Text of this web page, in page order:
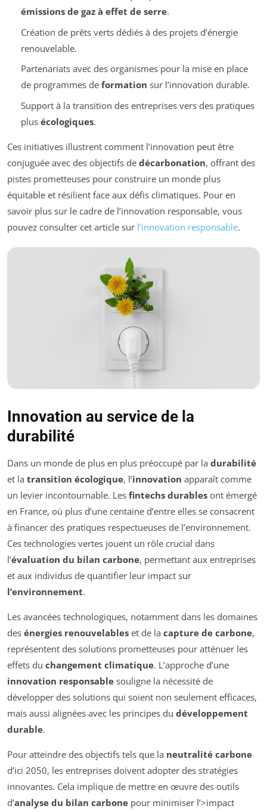
émissions de gaz à effet de serre.
Création de prêts verts dédiés à des projets d’énergie
renouvelable.
Partenariats avec des organismes pour la mise en place
de programmes de formation sur l’innovation durable.
Support à la transition des entreprises vers des pratiques
plus écologiques.
Ces initiatives illustrent comment l’innovation peut être
conjuguée avec des objectifs de décarbonation, offrant des
pistes prometteuses pour construire un monde plus
équitable et résilient face aux défis climatiques. Pour en
savoir plus sur le cadre de l’innovation responsable, vous
pouvez consulter cet article sur l’innovation responsable.
Innovation au service de la
durabilité
Dans un monde de plus en plus préoccupé par la durabilité
et la transition écologique, l’innovation apparaît comme
un levier incontournable. Les fintechs durables ont émergé
en France, où plus d’une centaine d’entre elles se consacrent
à financer des pratiques respectueuses de l’environnement.
Ces technologies vertes jouent un rôle crucial dans
l’évaluation du bilan carbone, permettant aux entreprises
et aux individus de quantifier leur impact sur
l’environnement.
Les avancées technologiques, notamment dans les domaines
des énergies renouvelables et de la capture de carbone,
représentent des solutions prometteuses pour atténuer les
effets du changement climatique. L’approche d’une
innovation responsable souligne la nécessité de
développer des solutions qui soient non seulement efficaces,
mais aussi alignées avec les principes du développement
durable.
Pour atteindre des objectifs tels que la neutralité carbone
d’ici 2050, les entreprises doivent adopter des stratégies
innovantes. Cela implique de mettre en œuvre des outils
d’analyse du bilan carbone pour minimiser l’>impact